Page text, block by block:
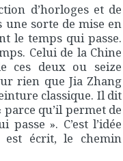
d’horloges et de
une sorte de mise en
le temps qui passe.
Celui de la Chine
ces deux ou seize
rien que Jia Zhang
classique. Il dit
qu’il permet de
». C’est l’idée
écrit, le chemin